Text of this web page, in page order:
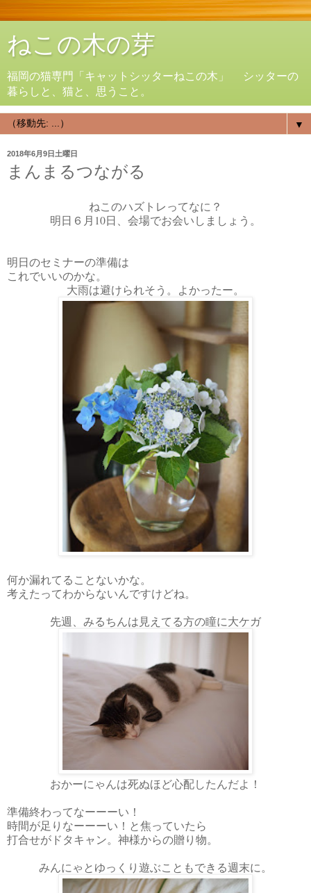
ねこの木の芽
福岡の猫専門「キャットシッターねこの木」 シッターの
暮らしと、猫と、思うこと。
▼
2018年6月9日土曜日
まんまるつながる
ねこのハズトレってなに？
明日６月10日、会場でお会いしましょう。
明日のセミナーの準備は
これでいいのかな。
大雨は避けられそう。よかったー。
何か漏れてることないかな。
考えたってわからないんですけどね。
先週、みるちんは見えてる方の瞳に大ケガ
おかーにゃんは死ぬほど心配したんだよ！
準備終わってなーーーい！
時間が足りなーーーい！と焦っていたら
打合せがドタキャン。神様からの贈り物。
みんにゃとゆっくり遊ぶこともできる週末に。